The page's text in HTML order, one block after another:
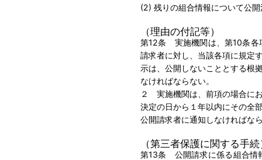
(2) 残りの組合情報について公
（理由の付記等）
第12条 実施機関は、第10条各
請求者に対し、当該各項に規定
示は、公開しないこととする根
なければならない。
２ 実施機関は、前項の場合に
決定の日から１年以内にその全
公開請求者に通知しなければな
（第三者保護に関する手
第13条 公開請求に係る組合情